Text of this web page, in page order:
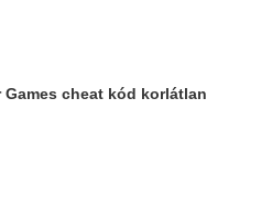
Games cheat kód korlátlan